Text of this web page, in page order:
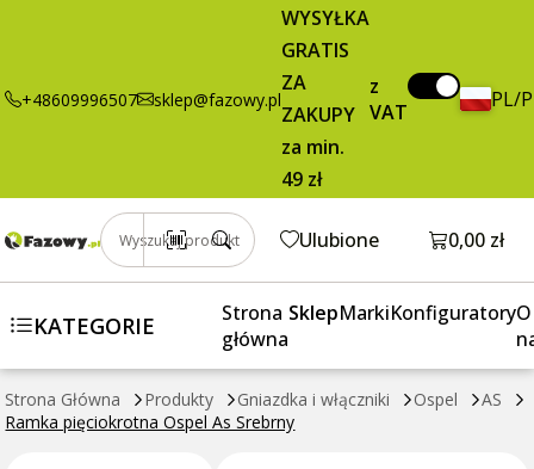
+48609996507 sklep@fazowy.pl
WYSYŁKA
GRATIS
ZA
ZAKUPY
za min.
49 zł
z
VAT
PL/
Wyszukaj produkt Ulubione Otwórz
0,00 zł
KATEGORIE
Strona
główna
SklepMarkiKonfiguratoryO
Strona Główna Produkty Gniazdka i włączniki Ospel
AS
Ramka pięciokrotna Ospel As Srebrny
Srebrny
19,95 zł
brutto / szt. Dodaj do koszyka